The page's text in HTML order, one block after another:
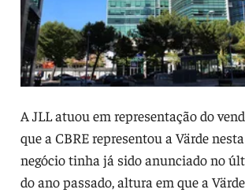
A JLL atuou em representação do
que a CBRE representou a Värde
negócio tinha já sido anunciado no
do ano passado, altura em que a